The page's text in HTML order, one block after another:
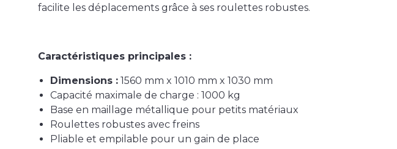
facilite les déplacements grâce à ses roulettes robustes.
Caractéristiques principales :
Dimensions : 1560 mm x 1010 mm x 1030 mm
Capacité maximale de charge : 1000 kg
Base en maillage métallique pour petits matériaux
Roulettes robustes avec freins
Pliable et empilable pour un gain de place